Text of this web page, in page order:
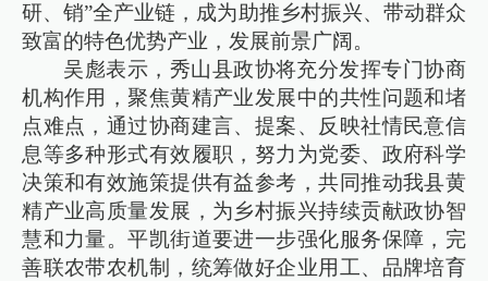
研、销”全产业链，成为助推乡村振兴、带动群众
致富的特色优势产业，发展前景广阔。
吴彪表示，秀山县政协将充分发挥专门协商
机构作用，聚焦黄精产业发展中的共性问题和堵
点难点，通过协商建言、提案、反映社情民意信
息等多种形式有效履职，努力为党委、政府科学
决策和有效施策提供有益参考，共同推动我县黄
精产业高质量发展，为乡村振兴持续贡献政协智
慧和力量。平凯街道要进一步强化服务保障，完
善联农带农机制，统筹做好企业用工、品牌培育